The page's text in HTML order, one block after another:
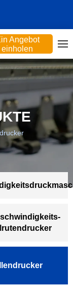
Angebot
einholen